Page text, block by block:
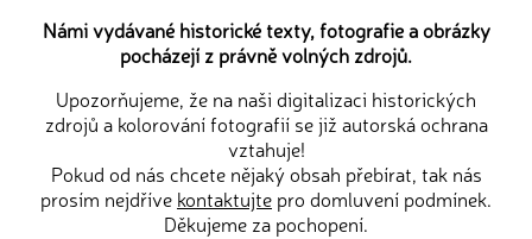
Námi vydávané historické texty, fotografie a obrázky
pocházejí z právně volných zdrojů.
Upozorňujeme, že na naši digitalizaci historických
zdrojů a kolorování fotografií se již autorská ochrana
vztahuje!
Pokud od nás chcete nějaký obsah přebírat, tak nás
prosím nejdříve kontaktujte pro domluvení podmínek.
Děkujeme za pochopení.